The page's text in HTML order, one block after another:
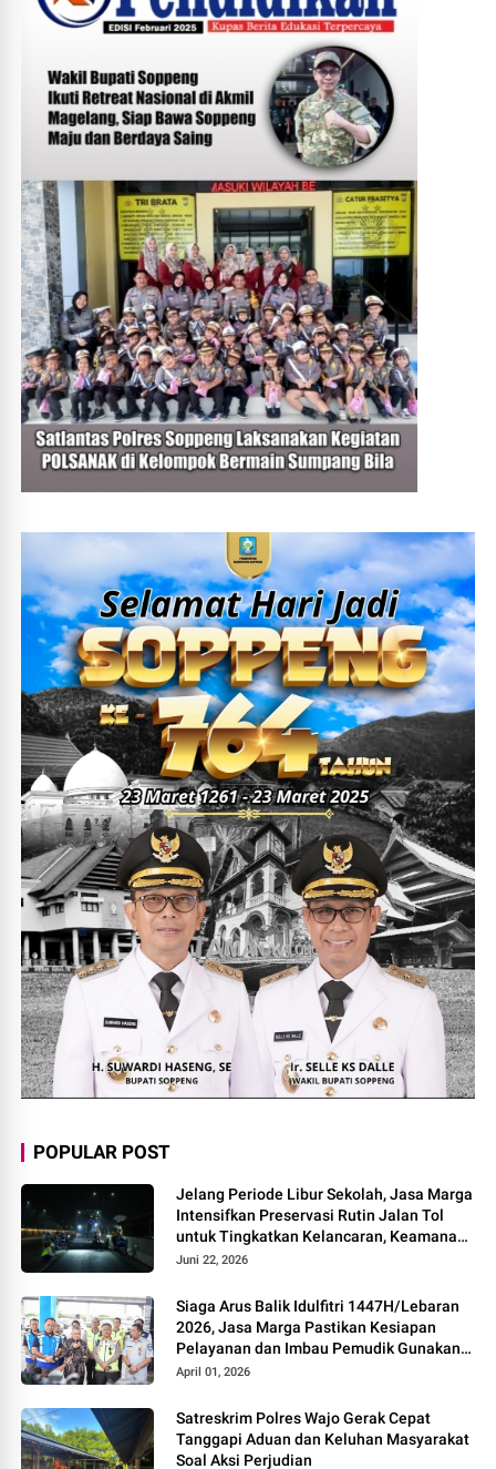
POPULAR POST
Jelang Periode Libur Sekolah, Jasa Marga
Intensifkan Preservasi Rutin Jalan Tol
untuk Tingkatkan Kelancaran, Keamanan
dan Kenyamanan Perjalanan
Juni 22, 2026
Siaga Arus Balik Idulfitri 1447H/Lebaran
2026, Jasa Marga Pastikan Kesiapan
Pelayanan dan Imbau Pemudik Gunakan
Rest Area Alternatif
April 01, 2026
Satreskrim Polres Wajo Gerak Cepat
Tanggapi Aduan dan Keluhan Masyarakat
Soal Aksi Perjudian